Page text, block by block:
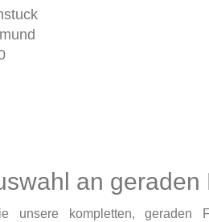
an geraden
kompletten, geraden